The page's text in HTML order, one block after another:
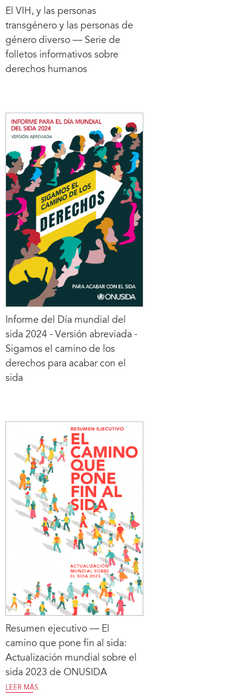
El VIH, y las personas
transgénero y las personas de
género diverso — Serie de
folletos informativos sobre
derechos humanos
Informe del Día mundial del
sida 2024 - Versión abreviada -
Sigamos el camino de los
derechos para acabar con el
sida
Resumen ejecutivo — El
camino que pone fin al sida:
Actualización mundial sobre el
sida 2023 de ONUSIDA
LEER MÁS